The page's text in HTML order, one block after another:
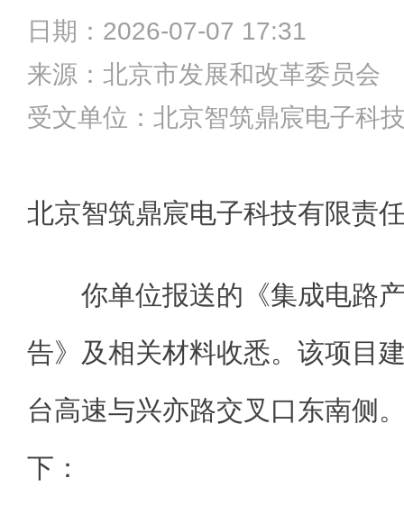
日期：2026-07-07 17:31
来源：北京市发展和改革委员
受文单位：北京智筑鼎宸电子科
北京智筑鼎宸电子科技有限责
你单位报送的《集成电路
告》及相关材料收悉。该项目
台高速与兴亦路交叉口东南侧
下：